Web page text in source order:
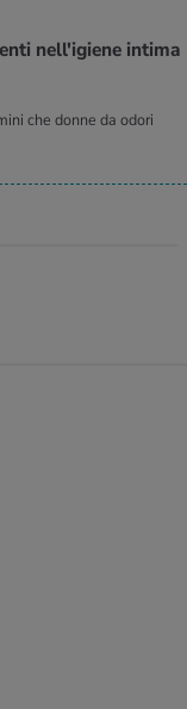
nell'igiene intima
che donne da odori